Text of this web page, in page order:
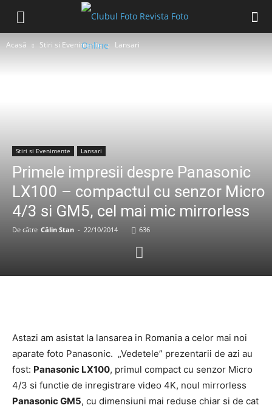
Acasă Stiri si Evenimente Lansari
Stiri si Evenimente Lansari
Primele impresii despre Panasonic
LX100 – compactul cu senzor Micro
4/3 si GM5, cel mai mic mirrorless
De către Călin Stan - 22/10/2014 636
Astazi am asistat la lansarea in Romania a celor mai noi
aparate foto Panasonic. „Vedetele” prezentarii de azi au
fost: Panasonic LX100, primul compact cu senzor Micro
4/3 si functie de inregistrare video 4K, noul mirrorless
Panasonic GM5, cu dimensiuni mai reduse chiar si de cat